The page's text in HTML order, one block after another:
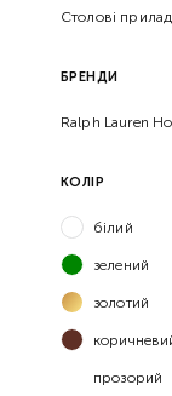
Столові
БРЕНДИ
Ralph Lauren
КОЛІР
білий
зелений
золотий
прозорий